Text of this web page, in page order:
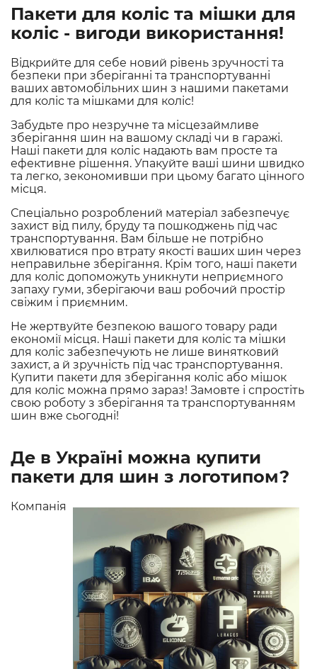
Пакети для коліс та мішки для
коліс - вигоди використання!
Відкрийте для себе новий рівень зручності та
безпеки при зберіганні та транспортуванні
ваших автомобільних шин з нашими пакетами
для коліс та мішками для коліс!
Забудьте про незручне та місцезаймливе
зберігання шин на вашому складі чи в гаражі.
Наші пакети для коліс надають вам просте та
ефективне рішення. Упакуйте ваші шини швидко
та легко, зекономивши при цьому багато цінного
місця.
Спеціально розроблений матеріал забезпечує
захист від пилу, бруду та пошкоджень під час
транспортування. Вам більше не потрібно
хвилюватися про втрату якості ваших шин через
неправильне зберігання. Крім того, наші пакети
для коліс допоможуть уникнути неприємного
запаху гуми, зберігаючи ваш робочий простір
свіжим і приємним.
Не жертвуйте безпекою вашого товару ради
економії місця. Наші пакети для коліс та мішки
для коліс забезпечують не лише винятковий
захист, а й зручність під час транспортування.
Купити пакети для зберігання коліс або мішок
для коліс можна прямо зараз! Замовте і спростіть
свою роботу з зберігання та транспортуванням
шин вже сьогодні!
Де в Україні можна купити
пакети для шин з логотипом?
Компанія